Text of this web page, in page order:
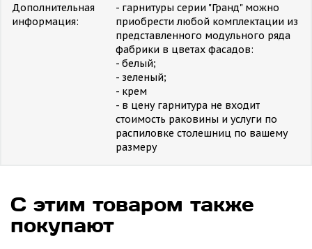
Дополнительная
информация:
- гарнитуры серии "Гранд" можно
приобрести любой комплектации из
представленного модульного ряда
фабрики в цветах фасадов:
- белый;
- зеленый;
- крем
- в цену гарнитура не входит
стоимость раковины и услуги по
распиловке столешниц по вашему
размеру
С этим товаром также
покупают